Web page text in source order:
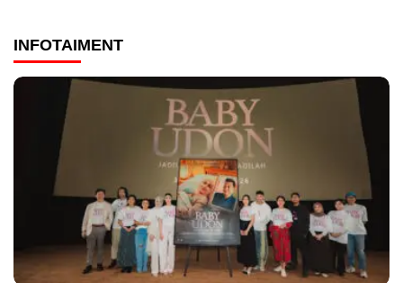
INFOTAIMENT